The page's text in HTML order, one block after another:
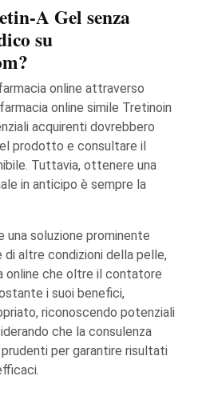
A Gel senza
su
online attraverso
online simile Tretinoin
acquirenti dovrebbero
prodotto e consultare il
Tuttavia, ottenere una
in anticipo è sempre la
una soluzione prominente
altre condizioni della pelle,
online che oltre il contatore
i suoi benefici,
riconoscendo potenziali
che la consulenza
per garantire risultati